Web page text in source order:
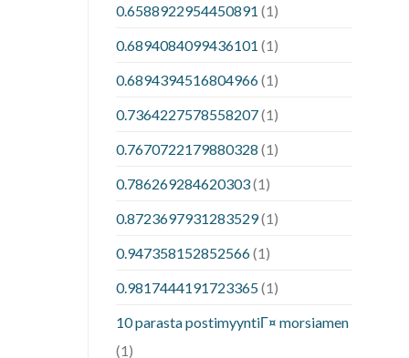
0.6588922954450891 (1)
0.6894084099436101 (1)
0.6894394516804966(1)
0.7364227578558207(1)
0.7670722179880328 (1)
0.786269284620303(1)
0.8723697931283529(1)
0.947358152852566(1)
0.9817444191723365(1)
10 parasta postimyyntiГ¤ morsiamen
(1)